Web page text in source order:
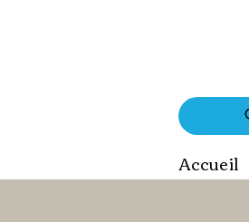
Accueil